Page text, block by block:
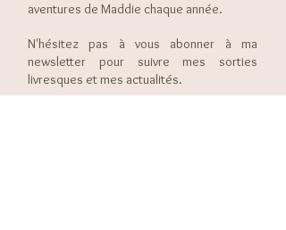
aventures de Maddie chaque année.
N'hésitez pas à vous abonner à ma
newsletter pour suivre mes sorties
livresques et mes actualités.​